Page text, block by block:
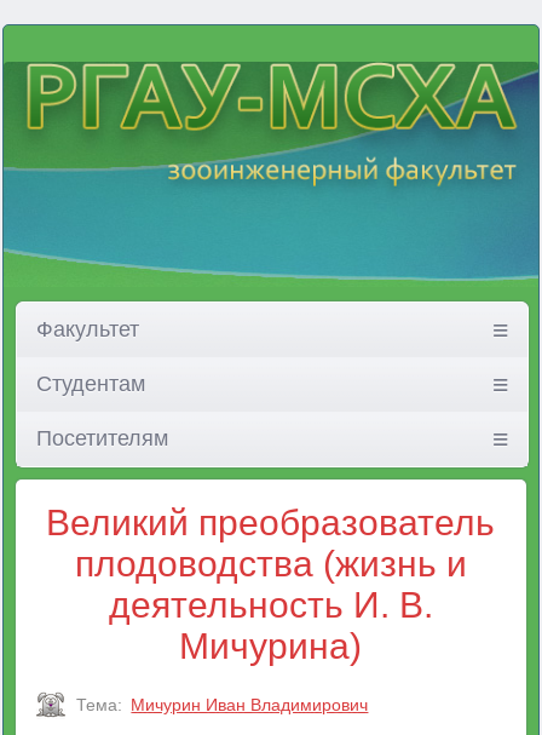
Факультет
Студентам
Посетителям
Великий преобразователь
плодоводства (жизнь и
деятельность И. В.
Мичурина)
Тема: Мичурин Иван Владимирович